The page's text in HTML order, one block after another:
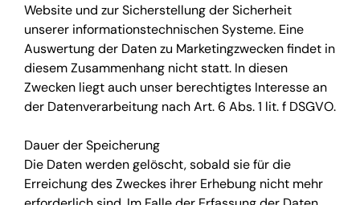
Website und zur Sicherstellung der Sicherheit
unserer informationstechnischen Systeme. Eine
Auswertung der Daten zu Marketingzwecken findet in
diesem Zusammenhang nicht statt. In diesen
Zwecken liegt auch unser berechtigtes Interesse an
der Datenverarbeitung nach Art. 6 Abs. 1 lit. f DSGVO.
Dauer der Speicherung
Die Daten werden gelöscht, sobald sie für die
Erreichung des Zweckes ihrer Erhebung nicht mehr